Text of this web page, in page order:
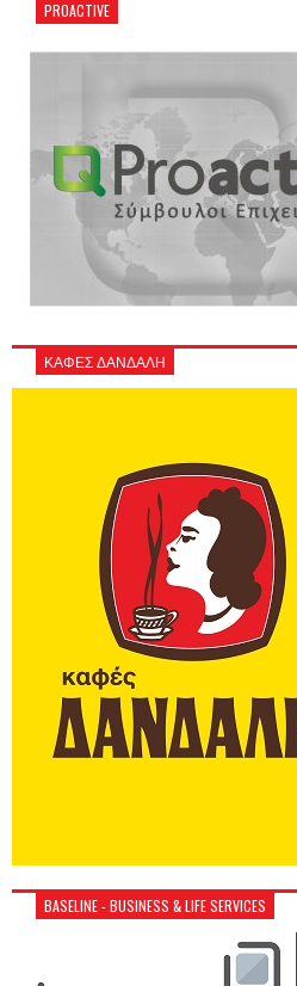
PROACTIVE
ΚΑΦΕΣ ΔΑΝΔΑΛΗ
BASELINE - BUSINESS & LIFE SERVICES